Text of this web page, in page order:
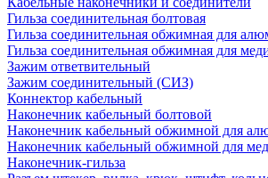
Гильза соединительная болтовая
Гильза соединительная обжимная для
Гильза соединительная обжимная для
Зажим ответвительный
Зажим соединительный (СИЗ)
Коннектор кабельный
Наконечник кабельный болтовой
Наконечник кабельный обжимной для
Наконечник кабельный обжимной для
Наконечник-гильза